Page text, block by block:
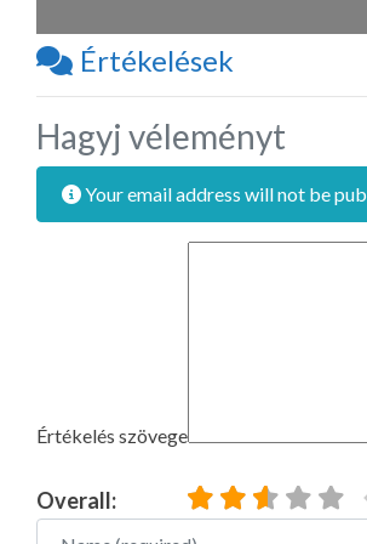
Értékelések
Hagyj véleményt
Your email address will not be
Értékelés szövege
Overall:
Name